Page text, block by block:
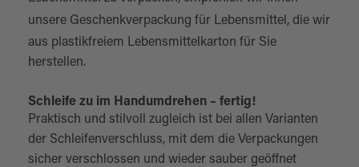
unsere Geschenkverpackung für Lebensmittel , die wir
aus plastikfreiem Lebensmittelkarton für Sie
herstellen.
Schleife zu im Handumdrehen – fertig!
Praktisch und stilvoll zugleich ist bei allen Varianten
der Schleifenverschluss, mit dem die Verpackungen
sicher verschlossen und wieder sauber geöffnet